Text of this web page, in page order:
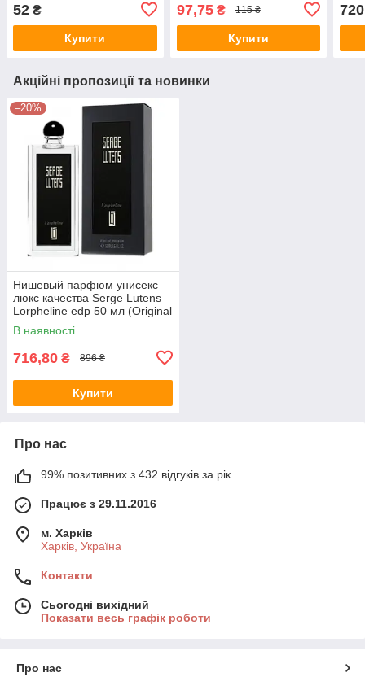
Pen Parfum 20 ml
52 ₴
Купити
97,75₴ 115 ₴
Купити
720
Акційні пропозиції та новинки
–20%
Нишевый парфюм унисекс
люкс качества Serge Lutens
Lorpheline edp 50 мл (Original
Quality)
В наявності
716,80 ₴ 896 ₴
Купити
Про нас
99% позитивних з 432 відгуків за рік
Працює з 29.11.2016
м. Харків
Харків, Україна
Контакти
Сьогодні вихідний
Показати весь графік роботи
Про нас